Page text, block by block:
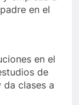
en el
en el
de
da clases a